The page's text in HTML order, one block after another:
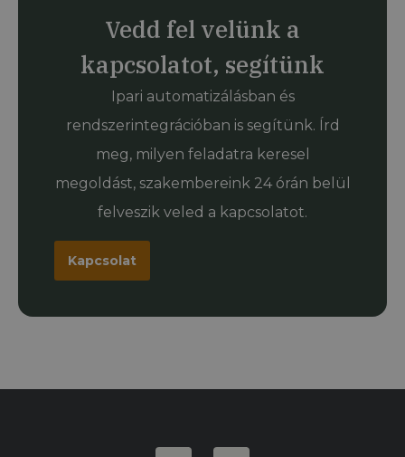
Vedd fel velünk a
kapcsolatot, segítünk
Ipari automatizálásban és
rendszerintegrációban is segítünk. Írd
meg, milyen feladatra keresel
megoldást, szakembereink 24 órán belül
felveszik veled a kapcsolatot.
Kapcsolat